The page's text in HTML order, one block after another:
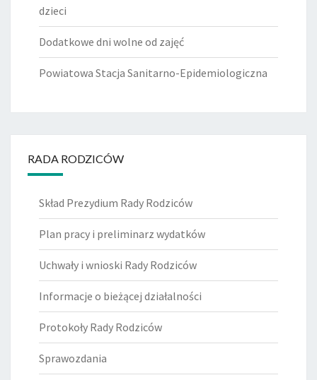
dzieci
Dodatkowe dni wolne od zajęć
Powiatowa Stacja Sanitarno-Epidemiologiczna
RADA RODZICÓW
Skład Prezydium Rady Rodziców
Plan pracy i preliminarz wydatków
Uchwały i wnioski Rady Rodziców
Informacje o bieżącej działalności
Protokoły Rady Rodziców
Sprawozdania